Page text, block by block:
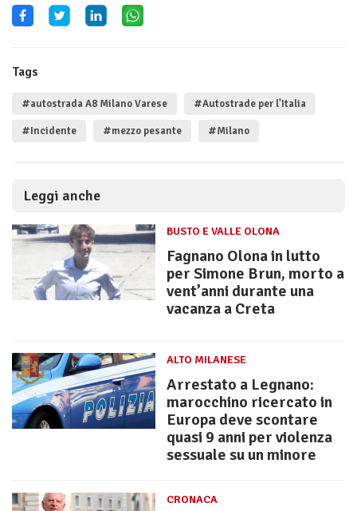
Tags
#autostrada A8 Milano Varese #Autostrade per l'Italia
#Incidente #mezzo pesante #Milano
Leggi anche
BUSTO E VALLE OLONA
Fagnano Olona in lutto
per Simone Brun, morto a
vent’anni durante una
vacanza a Creta
ALTO MILANESE
Arrestato a Legnano:
marocchino ricercato in
Europa deve scontare
quasi 9 anni per violenza
sessuale su un minore
CRONACA